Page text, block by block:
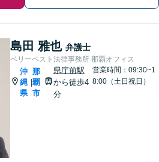
島田 雅也 弁護士
ベリーベスト法律事務所 那覇オフィス
沖
縄
県
|
那
覇
市
県庁前駅
から徒歩4
分
営業時間：09:30~1
8:00（土日祝日）